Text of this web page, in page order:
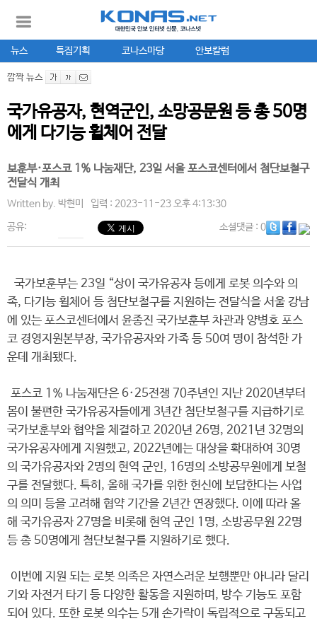
뉴스 특집기획 코나스마당 안보칼럼
깜짝 뉴스
국가유공자, 현역군인, 소망공문원 등 총 50명
에게 다기능 휠체어 전달
보훈부·포스코 1% 나눔재단, 23일 서울 포스코센터에서 첨단보철구
전달식 개최
Written by. 박현미 입력 : 2023-11-23 오후 4:13:30
공유: 소셜댓글: 0
국가보훈부는 23일 “상이 국가유공자 등에게 로봇 의수와 의
족, 다기능 휠체어 등 첨단보철구를 지원하는 전달식을 서울 강남
에 있는 포스코센터에서 윤종진 국가보훈부 차관과 양병호 포스
코 경영지원본부장, 국가유공자와 가족 등 50여 명이 참석한 가
운데 개최됐다.
포스코 1% 나눔재단은 6·25전쟁 70주년인 지난 2020년부터
몸이 불편한 국가유공자들에게 3년간 첨단보철구를 지급하기로
국가보훈부와 협약을 체결하고 2020년 26명, 2021년 32명의
국가유공자에게 지원했고, 2022년에는 대상을 확대하여 30명
의 국가유공자와 2명의 현역 군인, 16명의 소방공무원에게 보철
구를 전달했다. 특히, 올해 국가를 위한 헌신에 보답한다는 사업
의 의미 등을 고려해 협약 기간을 2년간 연장했다. 이에 따라 올
해 국가유공자 27명을 비롯해 현역 군인 1명, 소방공무원 22명
등 총 50명에게 첨단보철구를 지원하기로 했다.
이번에 지원 되는 로봇 의족은 자연스러운 보행뿐만 아니라 달리
기와 자전거 타기 등 다양한 활동을 지원하며, 방수 기능도 포함
되어 있다. 또한 로봇 의수는 5개 손가락이 독립적으로 구동되고